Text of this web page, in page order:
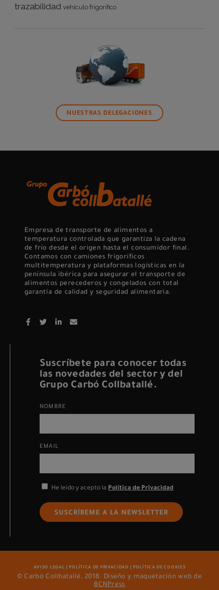
trazabilidad vehículo frigorífico
NUESTRAS DELEGACIONES
Empresa de transporte de alimentos a
temperatura controlada que garantiza la cadena
de frío desde el origen hasta el consumidor final.
Contamos con camiones frigoríficos
multitemperatura y plataformas logísticas en la
península ibérica para asegurar el transporte de
alimentos perecederos y congelados con total
garantía de calidad y seguridad alimentaria.
Suscríbete para conocer todas
las novedades del sector y del
Grupo Carbó Collbatallé.
NOMBRE
EMAIL
He leído y acepto la Política de Privacidad
SUSCRÍBEME A LA NEWSLETTER
AVISO LEGAL |POLÍTICA DE PRIVACIDAD | POLÍTICA DE COOKIES
© Carbó Collbatallé, 2018. Diseño y maquetación web de
BCNPress